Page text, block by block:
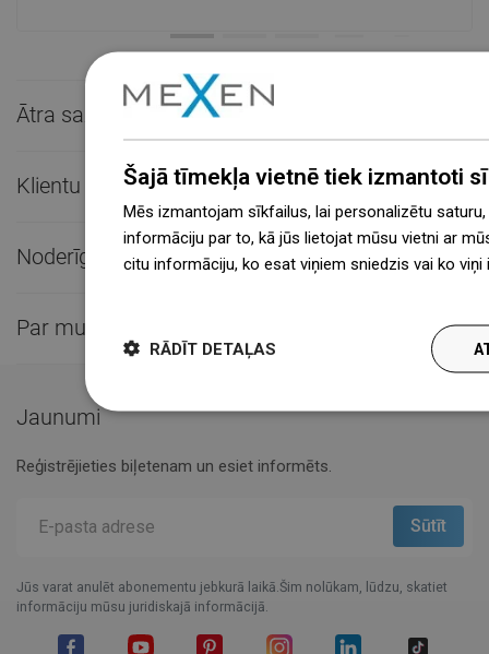
Ātra saziņa
Klientu apkalpošana 
Noderīgas saites 
Par mums 
Jaunumi
Reģistrējieties biļetenam un esiet informēts.
Jūs varat anulēt abonementu jebkurā laikā.Šim nolūkam, lūdzu, skatiet
informāciju mūsu juridiskajā informācijā.
Šajā tīmekļa vietnē tiek izmantoti
Mēs izmantojam sīkfailus, lai personalizētu
informāciju par to, kā jūs lietojat mūsu vietni ar
citu informāciju, ko esat viņiem sniedzis vai ko
RĀDĪT DETAĻAS